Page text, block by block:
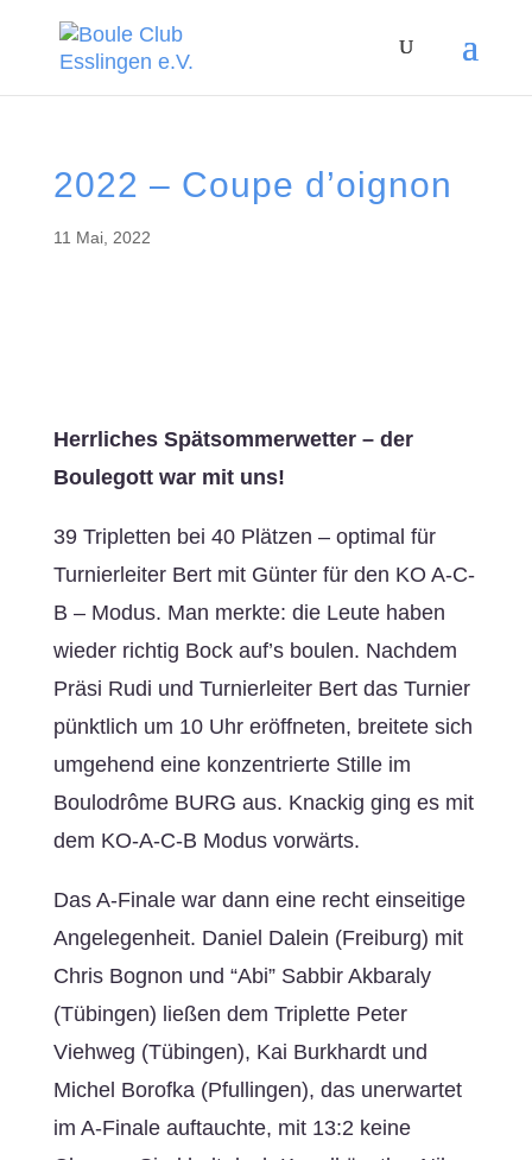
2022 – Coupe d’oignon
11 Mai, 2022
Herrliches Spätsommerwetter – der
Boulegott war mit uns!
39 Tripletten bei 40 Plätzen – optimal für
Turnierleiter Bert mit Günter für den KO A-C-
B – Modus. Man merkte: die Leute haben
wieder richtig Bock auf’s boulen. Nachdem
Präsi Rudi und Turnierleiter Bert das Turnier
pünktlich um 10 Uhr eröffneten, breitete sich
umgehend eine konzentrierte Stille im
Boulodrôme BURG aus. Knackig ging es mit
dem KO-A-C-B Modus vorwärts.
Das A-Finale war dann eine recht einseitige
Angelegenheit. Daniel Dalein (Freiburg) mit
Chris Bognon und “Abi” Sabbir Akbaraly
(Tübingen) ließen dem Triplette Peter
Viehweg (Tübingen), Kai Burkhardt und
Michel Borofka (Pfullingen), das unerwartet
im A-Finale auftauchte, mit 13:2 keine